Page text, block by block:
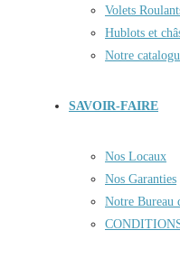
Volets
Hublots et
Notre
SAVOIR-FAIRE
Nos Locaux
Nos Garanties
Notre Bureau